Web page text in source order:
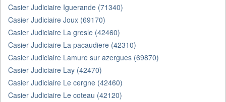
Casier Judiciaire Iguerande (71340)
Casier Judiciaire Joux (69170)
Casier Judiciaire La gresle (42460)
Casier Judiciaire La pacaudiere (42310)
Casier Judiciaire Lamure sur azergues (69870)
Casier Judiciaire Lay (42470)
Casier Judiciaire Le cergne (42460)
Casier Judiciaire Le coteau (42120)